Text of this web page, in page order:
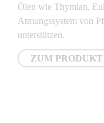
Ölen wie Thymian,
Atmungssystem von
unterstützen.
ZUM PRODUKT